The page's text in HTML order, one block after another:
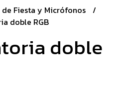
Fiesta y Micrófonos
doble RGB
doble